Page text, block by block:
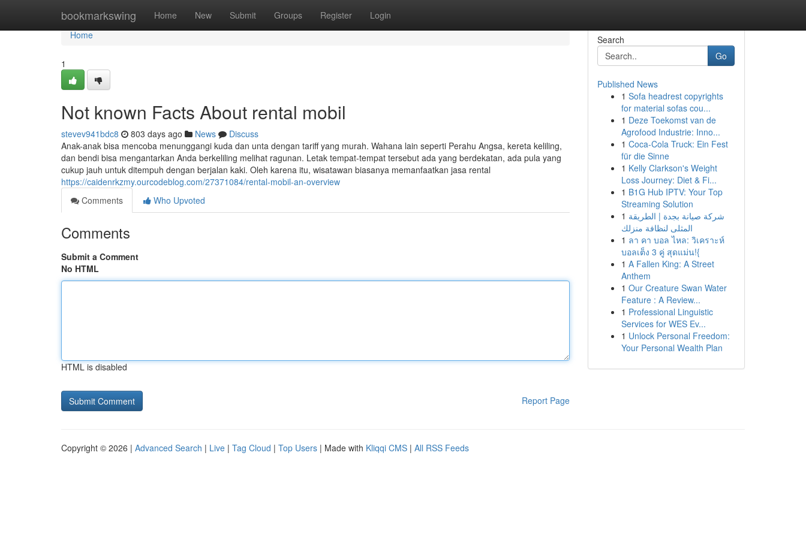
bookmarkswing Home New Submit Groups Register Login
Home
Home
1
Not known Facts About rental mobil
stevev941bdc8 803 days ago News
Discuss
Anak-anak bisa mencoba menunggangi kuda dan unta dengan tariff yang murah. Wahana lain seperti Perahu Angsa, kereta keliling,
dan bendi bisa mengantarkan Anda berkeliling melihat ragunan. Letak tempat-tempat tersebut ada yang berdekatan, ada pula yang
cukup jauh untuk ditempuh dengan berjalan kaki. Oleh karena itu, wisatawan biasanya memanfaatkan jasa rental
https://caidenrkzmy.ourcodeblog.com/27371084/rental-mobil-an-overview
Comments
Who Upvoted
Comments
Submit a Comment
No HTML
HTML is disabled
Report Page
Search
Go
Published News
1 Sofa headrest copyrights
for material sofas cou...
1 Deze Toekomst van de
Agrofood Industrie: Inno...
1 Coca-Cola Truck: Ein Fest
für die Sinne
1 Kelly Clarkson's Weight
Loss Journey: Diet & Fi...
1 B1G Hub IPTV: Your Top
Streaming Solution
1 شركة صيانة بجدة | الطريقة
المثلى لنظافة منزلك
1 ลา คา บอล ไหล: วิเคราะห์
บอลเต็ง 3 คู่ สุดแม่น!{
1 A Fallen King: A Street
Anthem
1 Our Creature Swan Water
Feature : A Review...
1 Professional Linguistic
Services for WES Ev...
1 Unlock Personal Freedom:
Your Personal Wealth Plan
Copyright © 2026 | Advanced Search | Live | Tag Cloud | Top Users | Made with Kliqqi CMS | All RSS Feeds